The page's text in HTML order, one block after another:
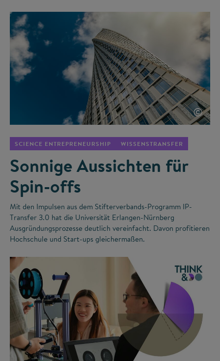
©
SCIENCE ENTREPRENEURSHIP WISSENSTRANSFER
Sonnige Aussichten für
Spin-offs
Mit den Impulsen aus dem Stifterverbands-Programm IP-
Transfer 3.0 hat die Universität Erlangen-Nürnberg
Ausgründungsprozesse deutlich vereinfacht. Davon profitieren
Hochschule und Start-ups gleichermaßen.